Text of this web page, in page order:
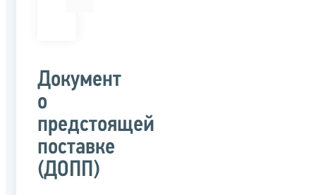
Документ
о
предстоящей
поставке
(ДОПП)